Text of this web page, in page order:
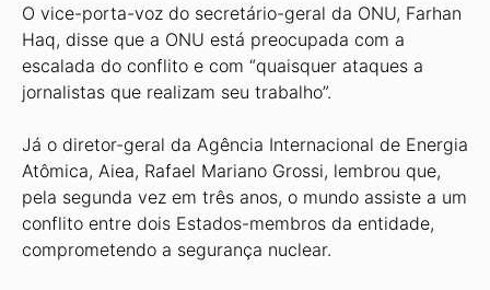
O vice-porta-voz do secretário-geral da ONU, Farhan
Haq, disse que a ONU está preocupada com a
escalada do conflito e com “quaisquer ataques a
jornalistas que realizam seu trabalho”.
Já o diretor-geral da Agência Internacional de Energia
Atômica, Aiea, Rafael Mariano Grossi, lembrou que,
pela segunda vez em três anos, o mundo assiste a um
conflito entre dois Estados-membros da entidade,
comprometendo a segurança nuclear.